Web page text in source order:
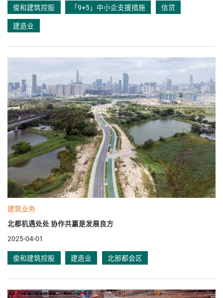
俊和建筑控股 「9+5」中小企支援措施
信贷
建造业
建筑业务
北都机遇处处 协作共赢是发展良方
2025-04-01
俊和建筑控股 建造业 北部都会区